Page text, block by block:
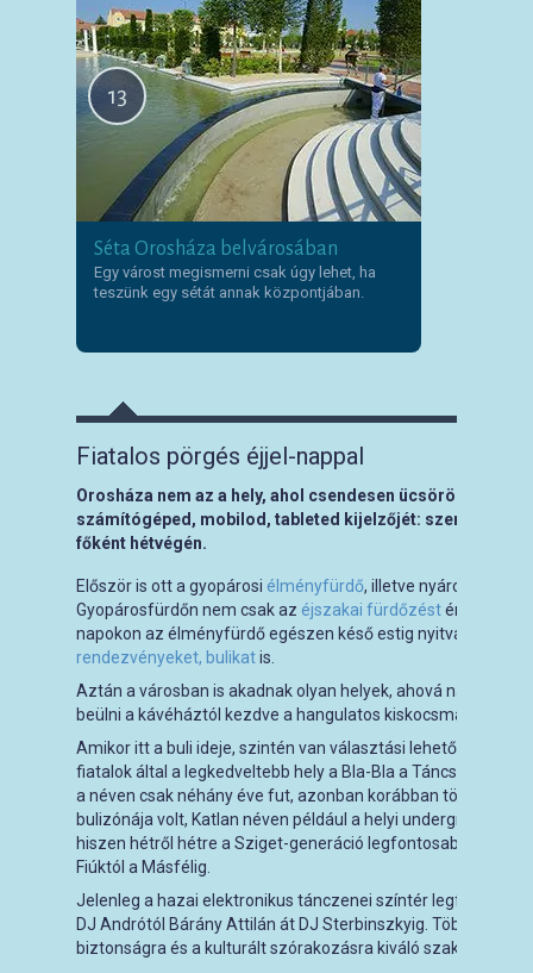
13
Séta Orosháza belvárosában
Egy várost megismerni csak úgy lehet, ha
teszünk egy sétát annak központjában.
Fiatalos pörgés éjjel-nappal
Orosháza nem az a hely, ahol csendesen ücsörögsz és
számítógéped, mobilod, tableted kijelzőjét: szerencsére
főként hétvégén.
Először is ott a gyopárosi élményfürdő, illetve nyáron a
Gyopárosfürdőn nem csak az éjszakai fürdőzéstérdemes
napokon az élményfürdő egészen késő estig nyitva tart –
rendezvényeket, bulikatis.
Aztán a városban is akadnak olyan helyek, ahová
beülni a kávéháztól kezdve a hangulatos kiskocsmákig.
Amikor itt a buli ideje, szintén van választási lehetőséged. A
fiatalok által a legkedveltebb hely a Bla-Bla a Táncsics
a néven csak néhány éve fut, azonban korábban több
bulizónája volt, Katlan néven például a helyi underground
hiszen hétről hétre a Sziget-generáció legfontosabb
Fiúktól a Másfélig.
Jelenleg a hazai elektronikus tánczenei színtér
DJ Andrótól Bárány Attilán át DJ Sterbinszkyig. Több ezren
biztonságra és a kulturált szórakozásra kiváló szakemberek